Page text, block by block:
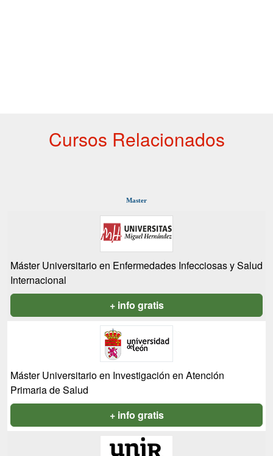
Cursos Relacionados
Master
Máster Universitario en Enfermedades Infecciosas y Salud
Internacional
+ info gratis
Máster Universitario en Investigación en Atención
Primaria de Salud
+ info gratis